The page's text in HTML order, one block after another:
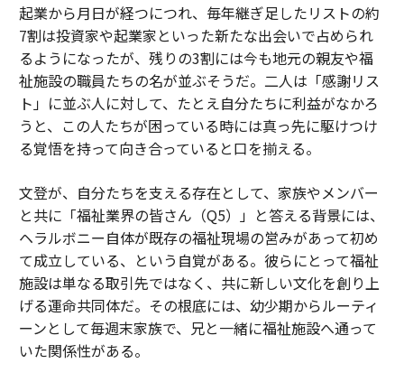
起業から月日が経つにつれ、毎年継ぎ足したリストの約
7割は投資家や起業家といった新たな出会いで占められ
るようになったが、残りの3割には今も地元の親友や福
祉施設の職員たちの名が並ぶそうだ。二人は「感謝リス
ト」に並ぶ人に対して、たとえ自分たちに利益がなかろ
うと、この人たちが困っている時には真っ先に駆けつけ
る覚悟を持って向き合っていると口を揃える。
文登が、自分たちを支える存在として、家族やメンバー
と共に「福祉業界の皆さん（Q5）」と答える背景には、
ヘラルボニー自体が既存の福祉現場の営みがあって初め
て成立している、という自覚がある。彼らにとって福祉
施設は単なる取引先ではなく、共に新しい文化を創り上
げる運命共同体だ。その根底には、幼少期からルーティ
ーンとして毎週末家族で、兄と一緒に福祉施設へ通って
いた関係性がある。